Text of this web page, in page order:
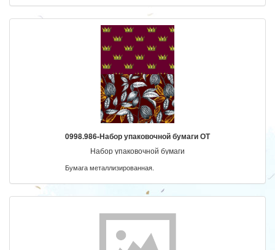
0998.986-Набор упаковочной бумаги ОТ
Набор упаковочной бумаги
Бумага металлизированная.